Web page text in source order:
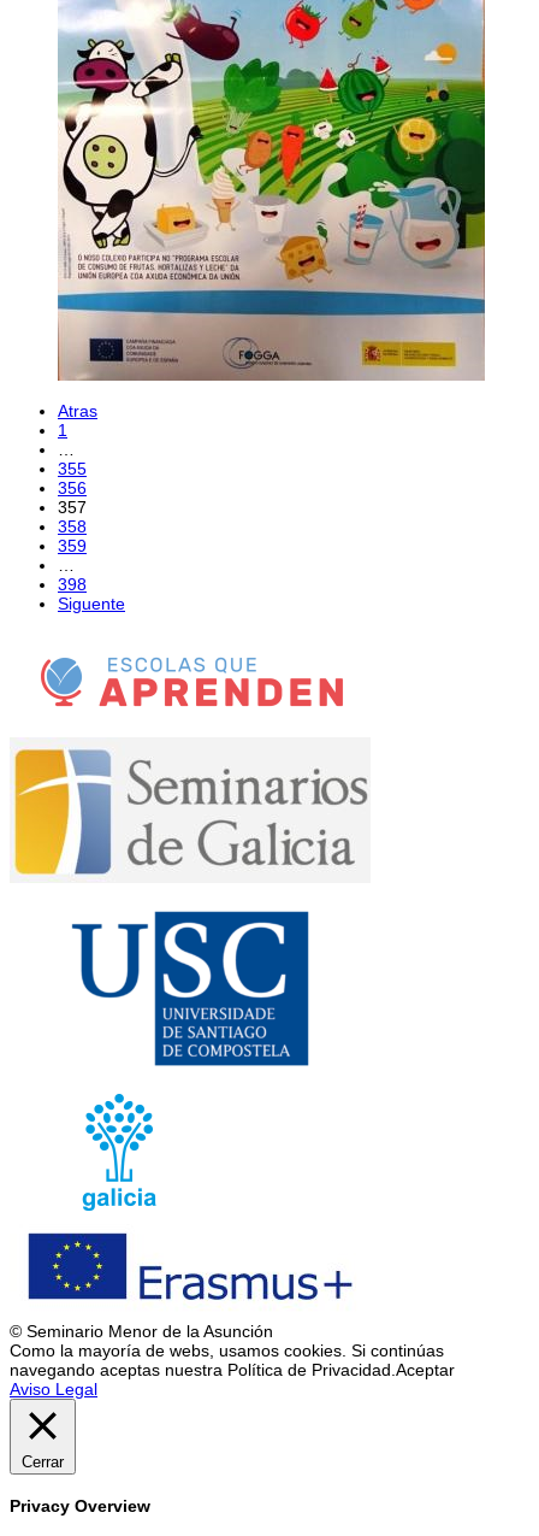
Atras
1
355
356
357
358
359
398
Siguente
© Seminario Menor de la Asunción
Como la mayoría de webs, usamos cookies. Si continúas
navegando aceptas nuestra Política de Privacidad. Aceptar
Aviso Legal
Cerrar
Privacy Overview